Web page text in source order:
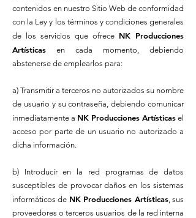
contenidos en nuestro Sitio Web de conformidad
con la Ley y los términos y condiciones generales
de los servicios que ofrece NK Producciones
Artísticas en cada momento, debiendo
abstenerse de emplearlos para:
a) Transmitir a terceros no autorizados su nombre
de usuario y su contraseña, debiendo comunicar
inmediatamente a NK Producciones Artísticas el
acceso por parte de un usuario no autorizado a
dicha información.
b) Introducir en la red programas de datos
susceptibles de provocar daños en los sistemas
informáticos de NK Producciones Artísticas, sus
proveedores o terceros usuarios de la red interna